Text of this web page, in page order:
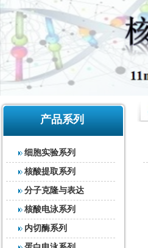
产品系列
细胞实验系列
核酸提取系列
分子克隆与表达
核酸电泳系列
内切酶系列